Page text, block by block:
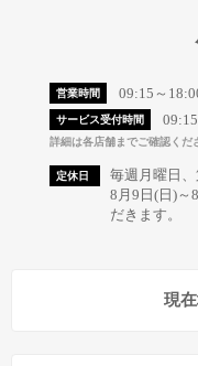
営業時間 09:15～
サービス受付時間
詳細は各店舗までご確認くだ
定休日
毎週月曜日、
8月9日(日)～
だきます。
現